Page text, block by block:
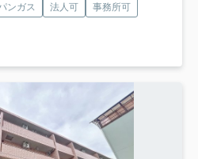
ンガス 法人可
事務所可